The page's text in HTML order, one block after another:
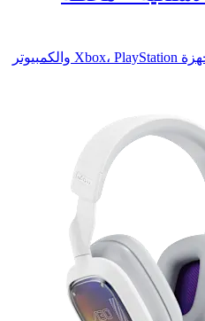
سماعة رأس لاسلكية للألعاب لأجهزة Xbox، PlayStation والكمبيوتر